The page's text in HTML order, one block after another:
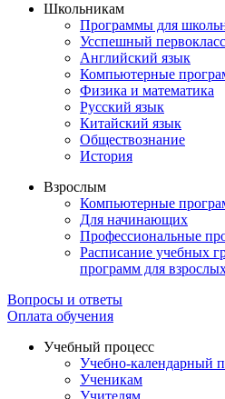
Школьникам
Программы для
Усспешный
Английский язык
Компьютерные
Физика и математика
Русский язык
Китайский язык
Обществознание
История
Взрослым
Компьютерные
Для начинающих
Профессиональные
Расписание учебных
программ для
Вопросы и ответы
Оплата обучения
Учебный процесс
Учебно-календарный
Ученикам